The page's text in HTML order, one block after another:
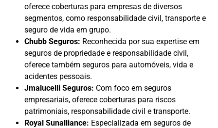
oferece coberturas para empresas de diversos
segmentos, como responsabilidade civil, transporte e
seguro de vida em grupo.
Chubb Seguros: Reconhecida por sua expertise em
seguros de propriedade e responsabilidade civil,
oferece também seguros para automóveis, vida e
acidentes pessoais.
Jmalucelli Seguros: Com foco em seguros
empresariais, oferece coberturas para riscos
patrimoniais, responsabilidade civil e transporte.
Royal Sunalliance: Especializada em seguros de